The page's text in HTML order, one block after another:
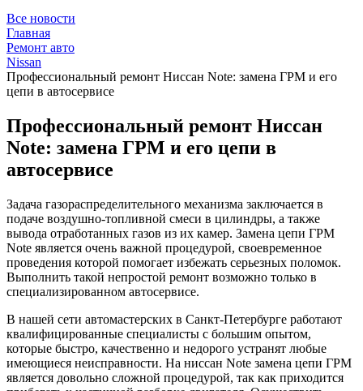
Все новости
Главная
Ремонт авто
Nissan
Профессиональный ремонт Ниссан Note: замена ГРМ и его
цепи в автосервисе
Профессиональный ремонт Ниссан
Note: замена ГРМ и его цепи в
автосервисе
Задача газораспределительного механизма заключается в
подаче воздушно-топливной смеси в цилиндры, а также
вывода отработанных газов из их камер. Замена цепи ГРМ
Note является очень важной процедурой, своевременное
проведения которой помогает избежать серьезных поломок.
Выполнить такой непростой ремонт возможно только в
специализированном автосервисе.
В нашей сети автомастерских в Санкт-Петербурге работают
квалифицированные специалисты с большим опытом,
которые быстро, качественно и недорого устранят любые
имеющиеся неисправности. На ниссан Note замена цепи ГРМ
является довольно сложной процедурой, так как приходится